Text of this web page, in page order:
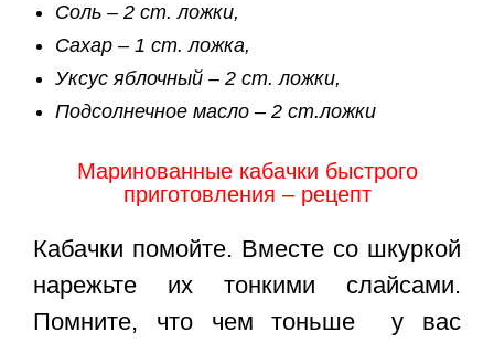
Соль – 2 ст. ложки,
Сахар – 1 ст. ложка,
Уксус яблочный – 2 ст. ложки,
Подсолнечное масло – 2 ст.ложки
Маринованные кабачки быстрого
приготовления – рецепт
Кабачки помойте. Вместе со шкуркой
нарежьте их тонкими слайсами.
Помните, что чем тоньше у вас